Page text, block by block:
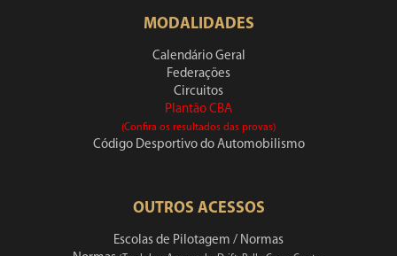
MODALIDADES
Calendário Geral
Federações
Circuitos
Plantão CBA
(Confira os resultados das provas)
Código Desportivo do Automobilismo
OUTROS ACESSOS
Escolas de Pilotagem / Normas